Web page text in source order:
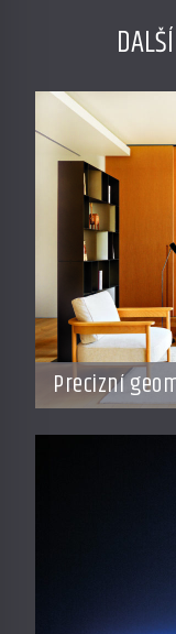
Precizní